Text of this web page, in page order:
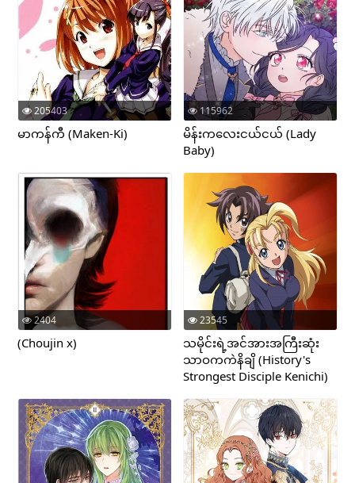
205403
မာကန်ကီ (Maken-Ki)
115962
မိန်းကလေးငယ်ငယ် (Lady
Baby)
2404
(Choujin x)
23545
သမိုင်းရဲ့အင်အားအကြီးဆုံး
သာဝကကဲနိချိ (History's
Strongest Disciple Kenichi)